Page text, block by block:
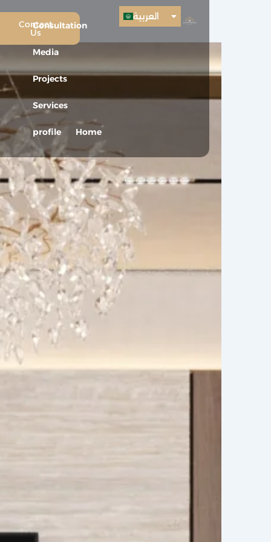
Contact
Us
Consultation
Media
Projects
Services
profile Home
العربية
English